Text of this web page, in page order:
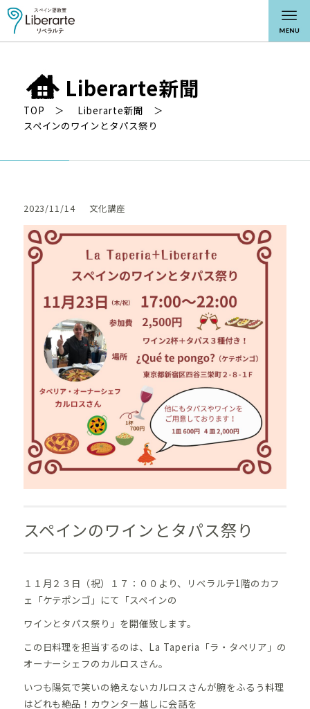
Liberarte新聞
TOP
Liberarte新聞
スペインのワインとタパス祭り
2023/11/14 文化講座
スペインのワインとタパス祭り
１１月２３日（祝）１７：００より、リベラルテ1階のカフ
ェ「ケテポンゴ」にて「スペインの
ワインとタパス祭り」を開催致します。
この日料理を担当するのは、La Taperia「ラ・タぺリア」の
オーナーシェフのカルロスさん。
いつも陽気で笑いの絶えないカルロスさんが腕をふるう料理
はどれも絶品！カウンター越しに会話を